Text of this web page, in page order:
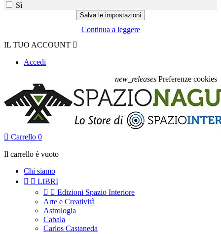
Sì
Continua a leggere
IL TUO ACCOUNT 
Accedi
new_releases Preferenze cookies
 Carrello 0
Il carrello è vuoto
Chi siamo
  LIBRI
  Edizioni Spazio Interiore
Arte e Creatività
Astrologia
Cabala
Carlos Castaneda